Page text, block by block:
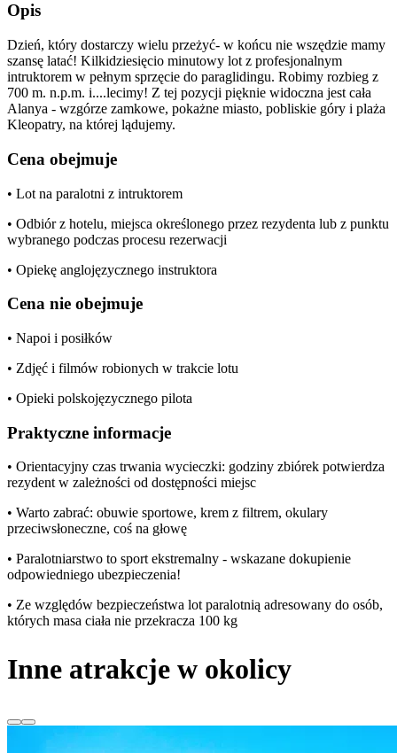
Opis
Dzień, który dostarczy wielu przeżyć- w końcu nie wszędzie mamy
szansę latać! Kilkidziesięcio minutowy lot z profesjonalnym
intruktorem w pełnym sprzęcie do paraglidingu. Robimy rozbieg z
700 m. n.p.m. i....lecimy! Z tej pozycji pięknie widoczna jest cała
Alanya - wzgórze zamkowe, pokażne miasto, pobliskie góry i plaża
Kleopatry, na której lądujemy.
Cena obejmuje
• Lot na paralotni z intruktorem
• Odbiór z hotelu, miejsca określonego przez rezydenta lub z punktu
wybranego podczas procesu rezerwacji
• Opiekę anglojęzycznego instruktora
Cena nie obejmuje
• Napoi i posiłków
• Zdjęć i filmów robionych w trakcie lotu
• Opieki polskojęzycznego pilota
Praktyczne informacje
• Orientacyjny czas trwania wycieczki: godziny zbiórek potwierdza
rezydent w zależności od dostępności miejsc
• Warto zabrać: obuwie sportowe, krem z filtrem, okulary
przeciwsłoneczne, coś na głowę
• Paralotniarstwo to sport ekstremalny - wskazane dokupienie
odpowiedniego ubezpieczenia!
• Ze względów bezpieczeństwa lot paralotnią adresowany do osób,
których masa ciała nie przekracza 100 kg
Inne atrakcje w okolicy